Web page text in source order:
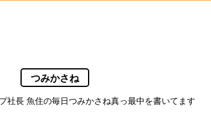
つみかさね
社長 魚住の毎日つみかさね真っ最中を書いてます